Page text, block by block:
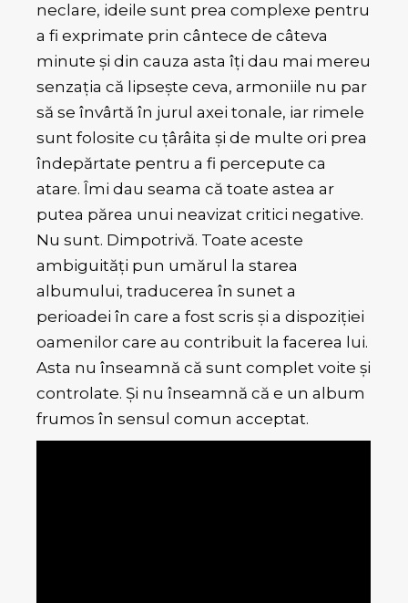
neclare, ideile sunt prea complexe pentru
a fi exprimate prin cântece de câteva
minute și din cauza asta îți dau mai mereu
senzația că lipsește ceva, armoniile nu par
să se învârtă în jurul axei tonale, iar rimele
sunt folosite cu țârâita și de multe ori prea
îndepărtate pentru a fi percepute ca
atare. Îmi dau seama că toate astea ar
putea părea unui neavizat critici negative.
Nu sunt. Dimpotrivă. Toate aceste
ambiguități pun umărul la starea
albumului, traducerea în sunet a
perioadei în care a fost scris și a dispoziției
oamenilor care au contribuit la facerea lui.
Asta nu înseamnă că sunt complet voite și
controlate. Și nu înseamnă că e un album
frumos în sensul comun acceptat.